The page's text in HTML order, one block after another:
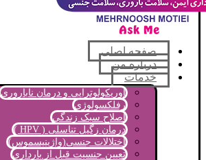
صفحه اصلی
درباره من
خدمات
اوریکولوتراپی و درمان ناباروری
رفلکسولوژی
اصلاح سبک زندگی
درمان زگیل تناسلی ( HPV )
اختلالات جنسی(واژینیسموس)
تعیین جنسیت قبل از بارداری